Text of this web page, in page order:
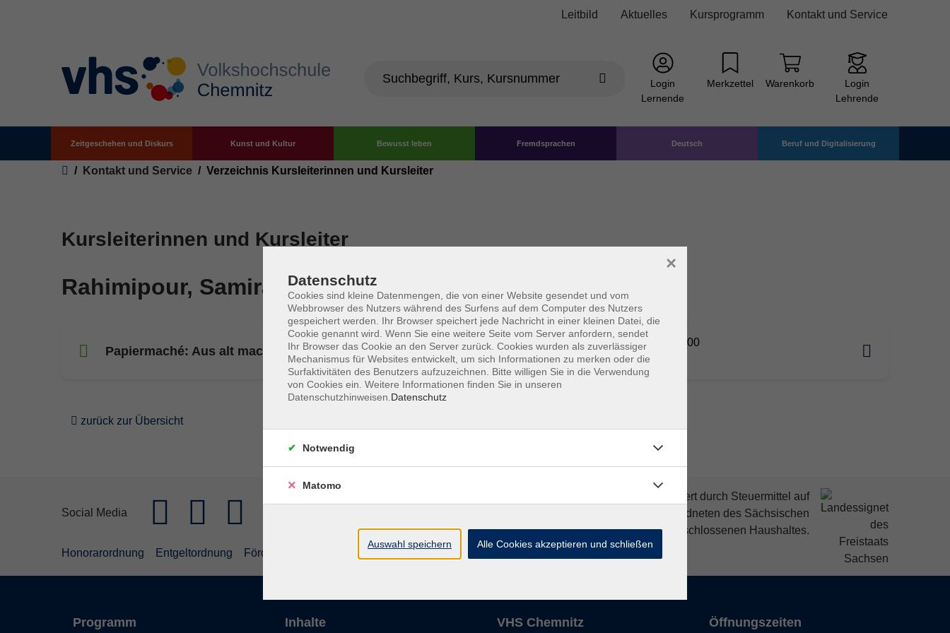
Zum Hauptinhalt springen
Leitbild Aktuelles Kursprogramm Kontakt und Service
Login
Lernende
Merkzettel Warenkorb
Login
Lehrende
Zeitgeschehen und Diskurs Kunst und Kultur Bewusst leben Fremdsprachen Deutsch Beruf und Digitalisierung
Sie sind hier:
Kontakt und Service Verzeichnis Kursleiterinnen und Kursleiter
Kursleiterinnen und Kursleiter
Rahimipour, Samira
Papiermaché: Aus alt mach Kunst -NEU-
Fr. 18.09.2026 18:00
Chemnitz
zurück zur Übersicht
Social Media
Die Volkshochschule wird mitfinanziert durch Steuermittel auf
der Grundlage des von den Abgeordneten des Sächsischen
Landtags beschlossenen Haushaltes.
Honorarordnung
Entgeltordnung Förderhinweis Datenschutzerklärung Widerruf
Programm Inhalte VHS Chemnitz Öffnungszeiten
Datenschutz
Cookies sind kleine Datenmengen, die von einer Website gesendet und vom
Webbrowser des Nutzers während des Surfens auf dem Computer des Nutzers
gespeichert werden. Ihr Browser speichert jede Nachricht in einer kleinen Datei, die
Cookie genannt wird. Wenn Sie eine weitere Seite vom Server anfordern, sendet
Ihr Browser das Cookie an den Server zurück. Cookies wurden als zuverlässiger
Mechanismus für Websites entwickelt, um sich Informationen zu merken oder die
Surfaktivitäten des Benutzers aufzuzeichnen. Bitte willigen Sie in die Verwendung
von Cookies ein. Weitere Informationen finden Sie in unseren
Datenschutzhinweisen. Datenschutz
×
Notwendig
Matomo
Auswahl speichern Alle Cookies akzeptieren und schließen